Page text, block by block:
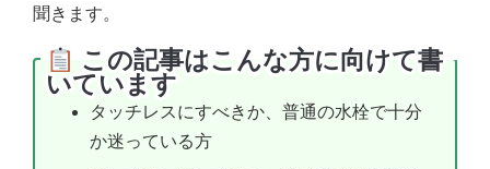
聞きます。
この記事はこんな方に向けて書
いています
タッチレスにすべきか、普通の水栓で十分
か迷っている方